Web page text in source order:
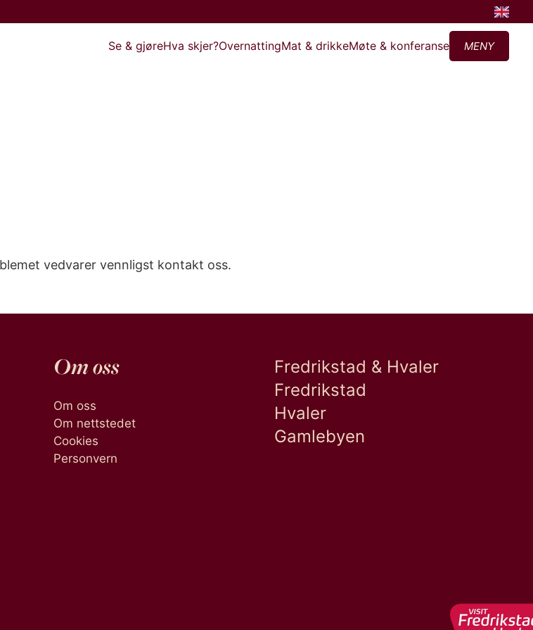
Se & gjøreHva skjer?OvernattingMat & drikkeMøte & konferanse MENY
vedvarer vennligst kontakt oss.
Om oss
Om oss
Om nettstedet
Cookies
Personvern
Fredrikstad & Hvaler
Fredrikstad
Hvaler
Gamlebyen